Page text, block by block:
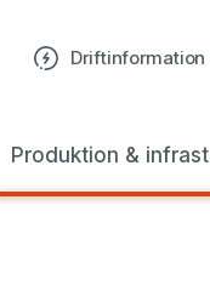
Driftinformation
Produktion &